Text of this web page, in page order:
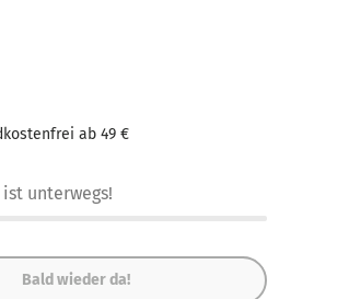
Nachbarn, Bekannten oder
ab 49 €
unterwegs!
Bald wieder da!